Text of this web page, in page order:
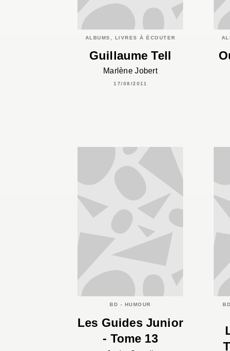
ALBUMS, LIVRES À ÉCOUTER
Guillaume Tell
Marlène Jobert
17/08/2011
BD - HUMOUR
Les Guides Junior
- Tome 13